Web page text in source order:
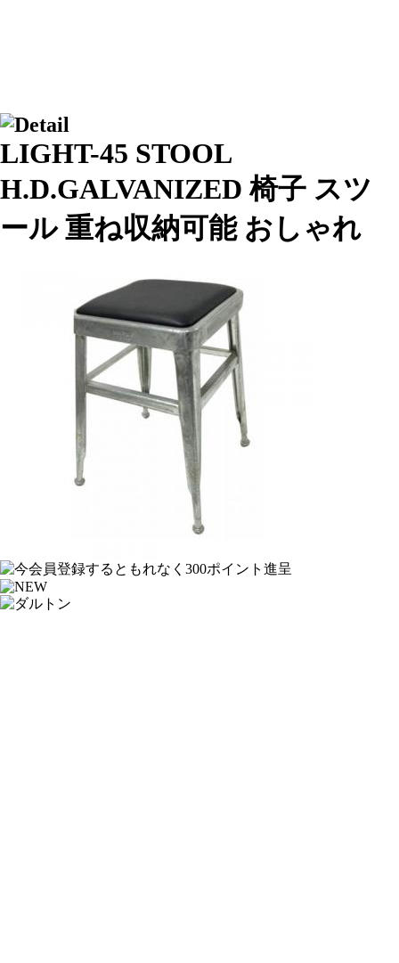
LIGHT-45 STOOL
H.D.GALVANIZED 椅子 スツ
ール 重ね収納可能 おしゃれ